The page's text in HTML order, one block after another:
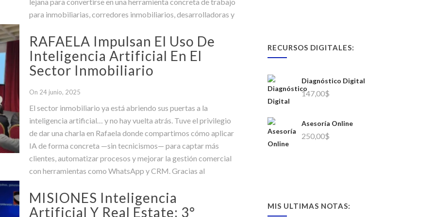
para inmobiliarias, corredores inmobiliarios, desarrolladoras y
RAFAELA Impulsan El Uso De
Inteligencia Artificial En El
Sector Inmobiliario
On 24 junio, 2025
El sector inmobiliario ya está abriendo sus puertas a la
inteligencia artificial… y no hay vuelta atrás. Tuve el privilegio
de dar una charla en Rafaela donde compartimos cómo aplicar
IA de forma concreta —sin tecnicismos— para captar más
clientes, automatizar procesos y mejorar la gestión comercial
con herramientas como WhatsApp y CRM. Gracias al
MISIONES Inteligencia
Artificial Y Real Estate: 3°
RECURSOS DIGITALES:
Diagnóstico Digital
147,00$
Asesoría Online
250,00$
MIS ULTIMAS NOTAS: